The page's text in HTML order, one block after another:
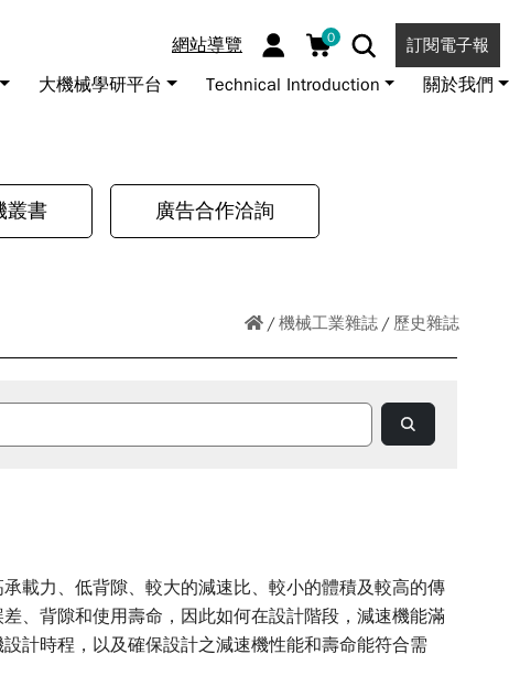
網站導覽 0 訂閱電子報
大機械學研平台 Technical Introduction 關於我們
叢書 廣告合作洽詢
機械工業雜誌 歷史雜誌
載力、低背隙、較大的減速比、較小的體積及較高的傳
、背隙和使用壽命，因此如何在設計階段，減速機能滿
計時程，以及確保設計之減速機性能和壽命能符合需